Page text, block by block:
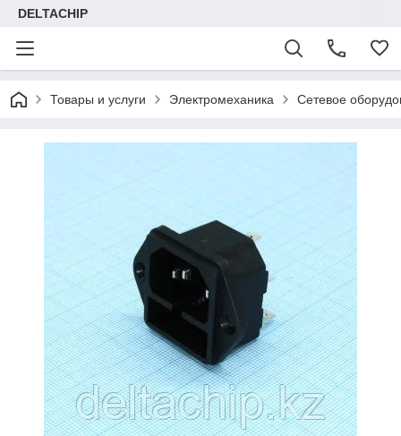
DELTACHIP
Товары и услуги Электромеханика Сетевое